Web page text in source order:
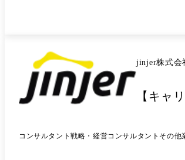
jinjer株式会
【キャ
コンサルタント戦略・経営コンサルタント その他